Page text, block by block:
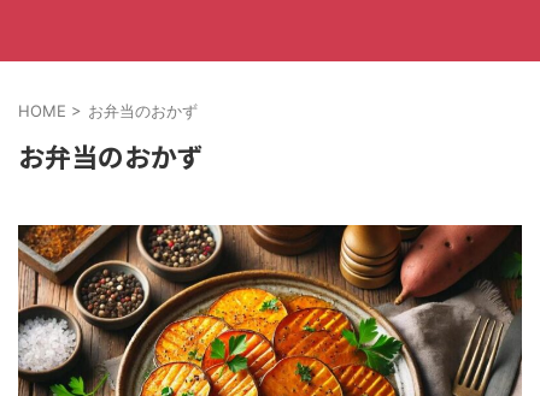
HOME > お弁当のおかず
お弁当のおかず